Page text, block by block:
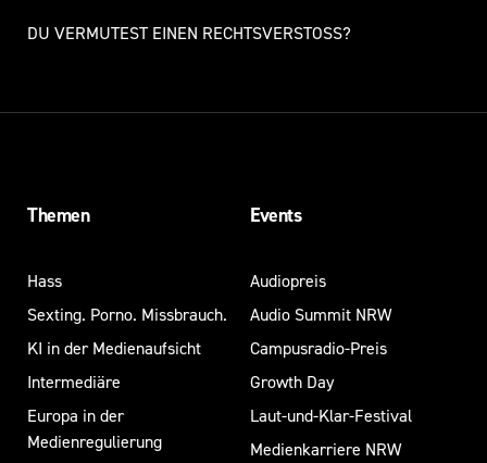
DU VERMUTEST EINEN RECHTSVERSTOSS?
Themen
Hass
Sexting. Porno. Missbrauch.
KI in der Medienaufsicht
Intermediäre
Europa in der
Medienregulierung
Events
Audiopreis
Audio Summit NRW
Campusradio-Preis
Growth Day
Laut-und-Klar-Festival
Medienkarriere NRW